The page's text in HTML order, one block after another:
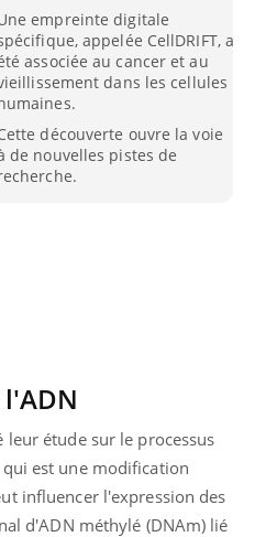
empreinte digitale
appelée CellDRIFT, a
associée au cancer et au
dans les cellules
découverte ouvre la voie
de nouvelles pistes de
leur étude sur le processus
est une modification
influencer l'expression des
d'ADN méthylé (DNAm) lié